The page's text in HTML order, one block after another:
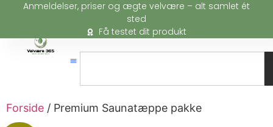
Anmeldelser, priser og ægte velvære – alt samlet ét
sted
Få testet dit produkt
Forside / Premium Saunatæppe pakke